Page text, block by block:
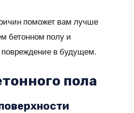
поможет вам лучше
бетонном полу и
повреждение в будущем.
пола